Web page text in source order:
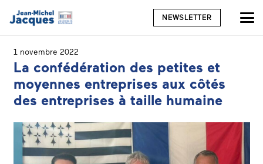
NEWSLETTER
1 novembre 2022
La confédération des petites et
moyennes entreprises aux côtés
des entreprises à taille humaine